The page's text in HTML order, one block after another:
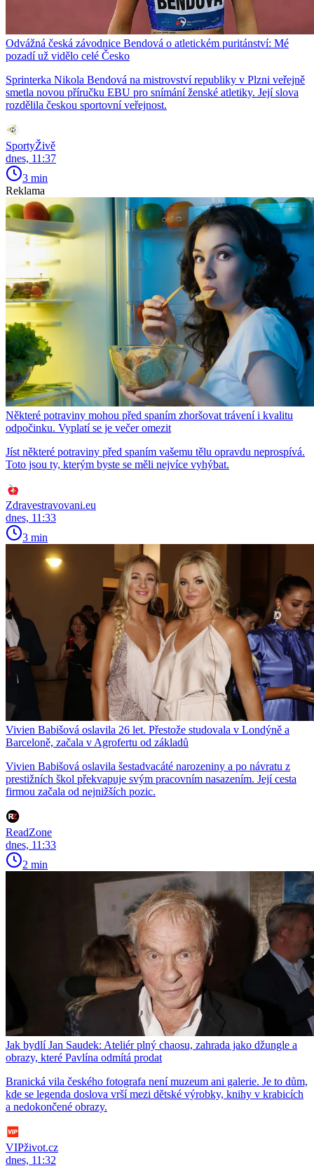
Odvážná česká závodnice Bendová o atletickém puritánství: Mé
pozadí už vidělo celé Česko
Sprinterka Nikola Bendová na mistrovství republiky v Plzni veřejně
smetla novou příručku EBU pro snímání ženské atletiky. Její slova
rozdělila českou sportovní veřejnost.
SportyŽivě
dnes, 11:37
3 min
Reklama
Některé potraviny mohou před spaním zhoršovat trávení i kvalitu
odpočinku. Vyplatí se je večer omezit
Jíst některé potraviny před spaním vašemu tělu opravdu neprospívá.
Toto jsou ty, kterým byste se měli nejvíce vyhýbat.
Zdravestravovani.eu
dnes, 11:33
3 min
Vivien Babišová oslavila 26 let. Přestože studovala v Londýně a
Barceloně, začala v Agrofertu od základů
Vivien Babišová oslavila šestadvacáté narozeniny a po návratu z
prestižních škol překvapuje svým pracovním nasazením. Její cesta
firmou začala od nejnižších pozic.
ReadZone
dnes, 11:33
2 min
Jak bydlí Jan Saudek: Ateliér plný chaosu, zahrada jako džungle a
obrazy, které Pavlína odmítá prodat
Branická vila českého fotografa není muzeum ani galerie. Je to dům,
kde se legenda doslova vrší mezi dětské výrobky, knihy v krabicích
a nedokončené obrazy.
VIPživot.cz
dnes, 11:32